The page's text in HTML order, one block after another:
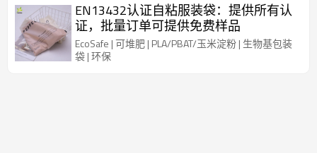
EN13432认证自粘服装袋：提供所有认
证，批量订单可提供免费样品
EcoSafe | 可堆肥 | PLA/PBAT/玉米淀粉 | 生物基包装
袋 | 环保